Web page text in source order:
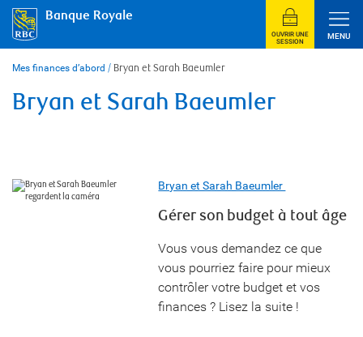
content
Banque Royale
OUVRIR UNE
SESSION
MENU
Mes finances d’abord / Bryan et Sarah Baeumler
Bryan et Sarah Baeumler
Bryan et Sarah Baeumler
Gérer son budget à tout âge
Vous vous demandez ce que
vous pourriez faire pour mieux
contrôler votre budget et vos
finances ? Lisez la suite !